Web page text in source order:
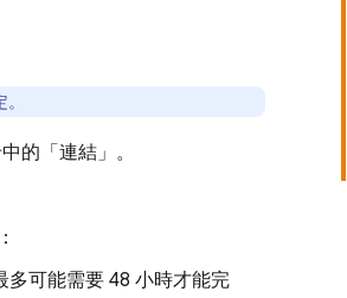
的「連結」 。
多可能需要 48 小時才能完